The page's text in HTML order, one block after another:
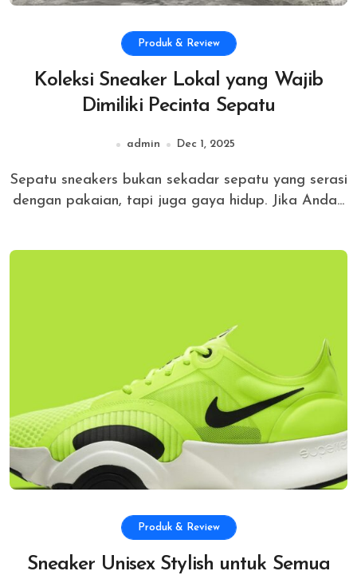
Produk & Review
Koleksi Sneaker Lokal yang Wajib
Dimiliki Pecinta Sepatu
admin Dec 1, 2025
Sepatu sneakers bukan sekadar sepatu yang serasi
dengan pakaian, tapi juga gaya hidup. Jika Anda...
Produk & Review
Sneaker Unisex Stylish untuk Semua